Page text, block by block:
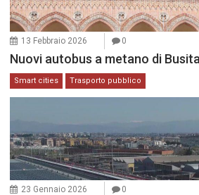
13 Febbraio 2026 0
Nuovi autobus a metano di
Smart cities Trasporto pubblico
23 Gennaio 2026 0